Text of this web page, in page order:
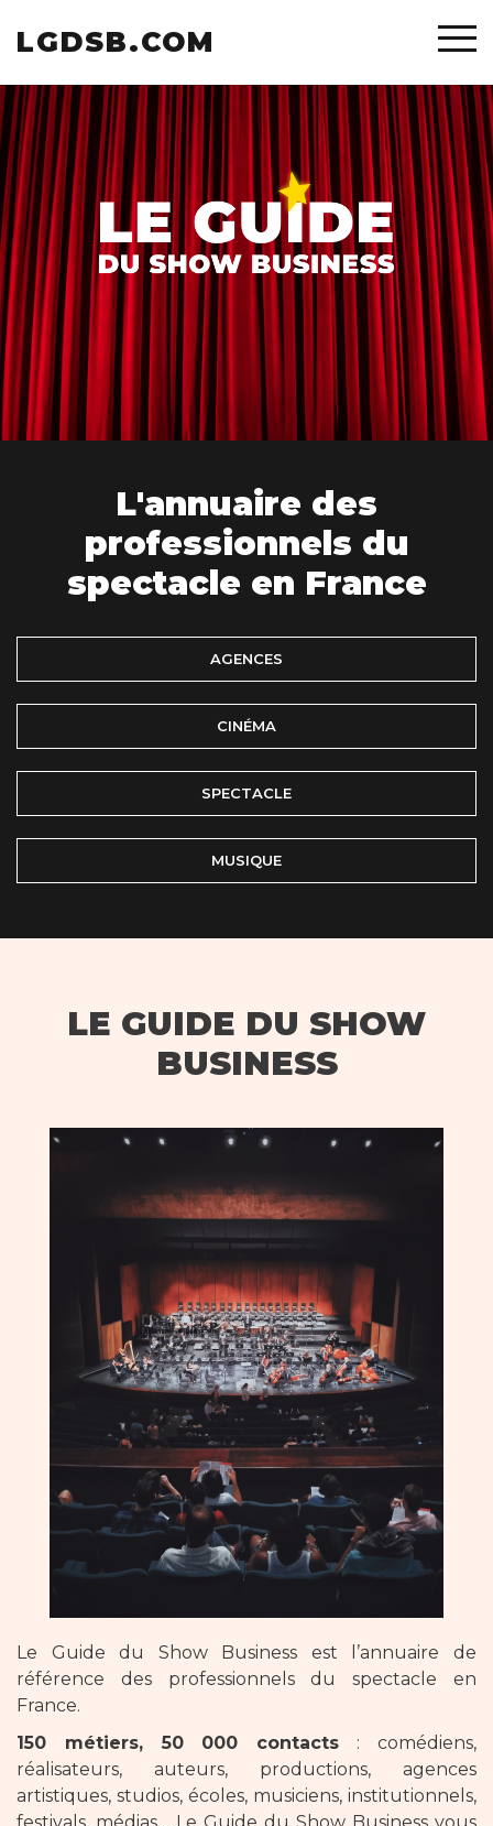
LGDSB.COM
L'annuaire des
professionnels du
spectacle en France
AGENCES
CINÉMA
SPECTACLE
MUSIQUE
LE GUIDE DU SHOW
BUSINESS
Le Guide du Show Business est l’annuaire de
référence des professionnels du spectacle en
France.
150 métiers, 50 000 contacts : comédiens,
réalisateurs, auteurs, productions, agences
artistiques, studios, écoles, musiciens, institutionnels,